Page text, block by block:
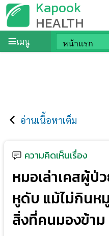
Kapook
HEALTH
เมนู
อ่านเนื้อหาเต็ม
ความคิดเห็นเรื่อง
หมอเล่าเคสผู้ป่
หูดับ แม้ไม่กินห
สิ่งที่คนมองข้าม